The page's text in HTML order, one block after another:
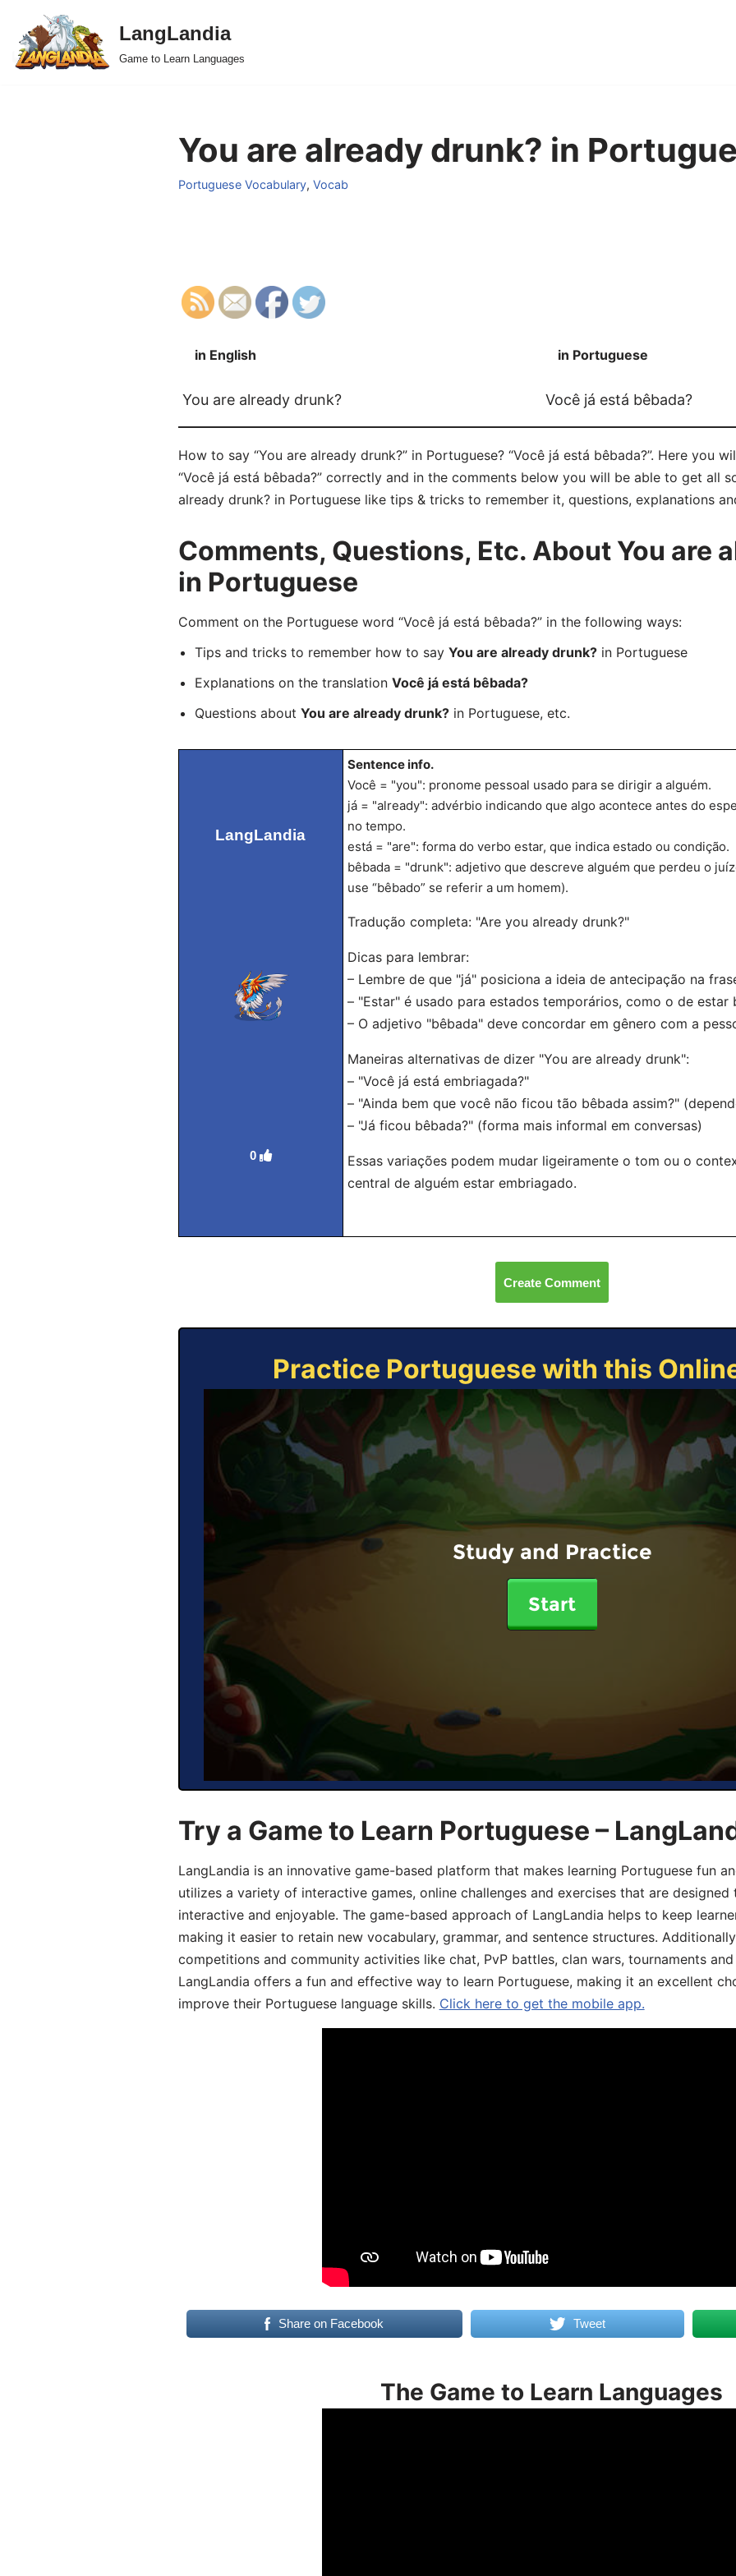
Skip
to
LangLandia
Game to Learn Languages
You are already drunk? in
Portuguese Vocabulary, Vocab
in English in Portuguese
You are already drunk? Você já está bêbada?
How to say “You are already drunk?” in Portuguese? “Você já está bêbada?”. Here you
“Você já está bêbada?” correctly and in the comments below you will be able to get all
already drunk? in Portuguese like tips & tricks to remember it, questions, explanations
Comments, Questions, Etc. About You are
in Portuguese
Comment on the Portuguese word “Você já está bêbada?” in the following ways:
Tips and tricks to remember how to say You are already drunk?in Portuguese
Explanations on the translation Você já está bêbada?
Questions about You are already drunk?in Portuguese, etc.
LangLandia
0
Sentence info.
Você = "you": pronome pessoal usado para se dirigir a alguém.
já = "already": advérbio indicando que algo acontece antes do
no tempo.
está = "are": forma do verbo estar, que indica estado ou condição.
bêbada = "drunk": adjetivo que descreve alguém que perdeu o
use “bêbado” se referir a um homem).
Tradução completa: "Are you already drunk?"
Dicas para lembrar:
– Lembre de que "já" posiciona a ideia de antecipação na
– "Estar" é usado para estados temporários, como o de estar
– O adjetivo "bêbada" deve concordar em gênero com a
Maneiras alternativas de dizer "You are already drunk":
– "Você já está embriagada?"
– "Ainda bem que você não ficou tão bêbada assim?"
– "Já ficou bêbada?" (forma mais informal em conversas)
Essas variações podem mudar ligeiramente o tom ou o
central de alguém estar embriagado.
Create Comment
Practice Portuguese with this
Study and Practice
Start
Try a Game to Learn Portuguese –
LangLandia is an innovative game-based platform that makes learning Portuguese fun
utilizes a variety of interactive games, online challenges and exercises that are
interactive and enjoyable. The game-based approach of LangLandia helps to keep
making it easier to retain new vocabulary, grammar, and sentence structures.
competitions and community activities like chat, PvP battles, clan wars, tournaments
LangLandia offers a fun and effective way to learn Portuguese, making it an excellent
improve their Portuguese language skills. Click here to get the mobile app.
Share on Facebook Tweet
The Game to Learn Languages